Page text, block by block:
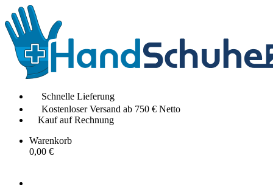
Schnelle Lieferung
Kostenloser Versand ab 750 € Netto
Kauf auf Rechnung
Warenkorb
0,00 €